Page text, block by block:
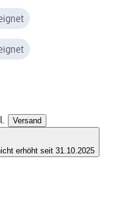
Versand
erhöht seit 31.10.2025